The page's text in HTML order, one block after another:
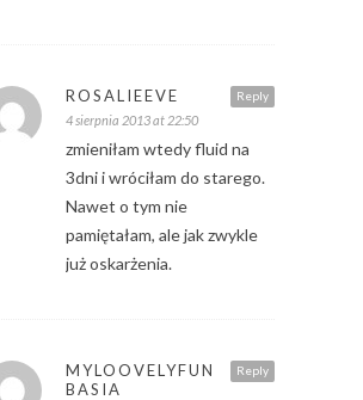
Reply
ROSALIEEVE
4 sierpnia 2013 at 22:50
zmieniłam wtedy fluid na
3dni i wróciłam do starego.
Nawet o tym nie
pamiętałam, ale jak zwykle
już oskarżenia.
Reply
MYLOOVELYFUN
BASIA